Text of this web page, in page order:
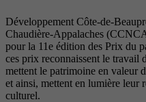
Développement Côte-de-
Chaudière-Appalaches
pour la 11e édition des Prix du
ces prix reconnaissent le travail
mettent le patrimoine en valeur
et ainsi, mettent en lumière leur
culturel.